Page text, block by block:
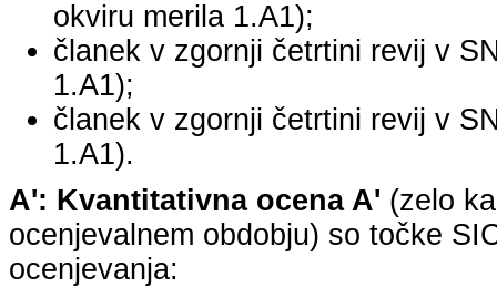
okviru merila 1.A1);
članek v zgornji četrtini revij v
1.A1);
članek v zgornji četrtini revij v
1.A1).
A': Kvantitativna ocena A' (zelo
ocenjevalnem obdobju) so točke
ocenjevanja: